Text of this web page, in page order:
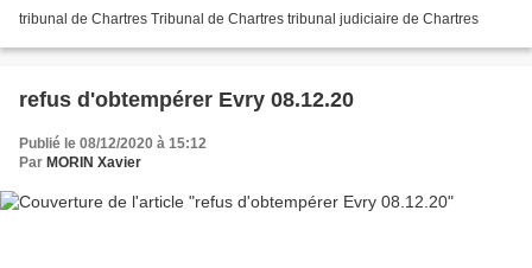
tribunal de Chartres Tribunal de Chartres tribunal judiciaire de Chartres
refus d'obtempérer Evry 08.12.20
Publié le 08/12/2020 à 15:12
Par MORIN Xavier